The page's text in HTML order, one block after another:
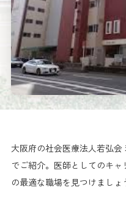
大阪府の社会医療法人若弘
でご紹介。医師としてのキ
の最適な職場を見つけましょ